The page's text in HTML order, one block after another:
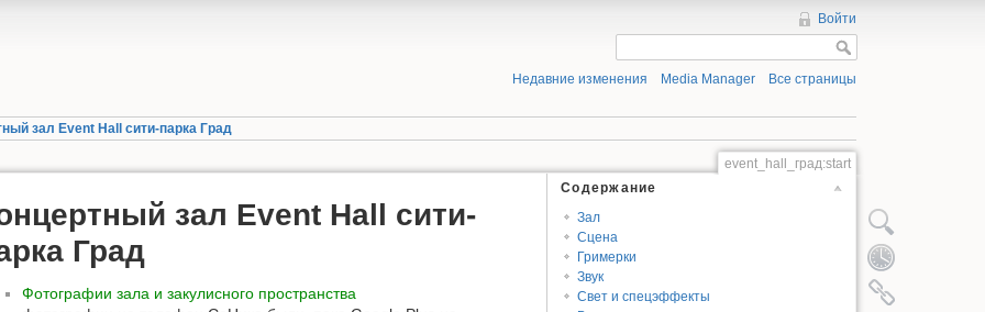
Войти
Недавние изменения Media Manager Все страницы
зал Event Hall сити-парка Град
event_hall_град:start
Содержание
Зал
Сцена
Гримерки
Звук
Свет и спецэффекты
зал Event Hall сити-
Град
Фотографии зала и закулисного пространства
Показать исходный
История страницы
Ссылки сюда